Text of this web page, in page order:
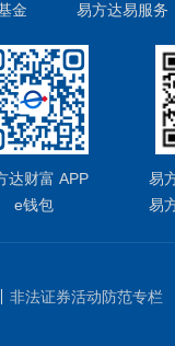
金
易方达易服务
达财富 APP
e钱包
易
易
非法证券活动防范专栏